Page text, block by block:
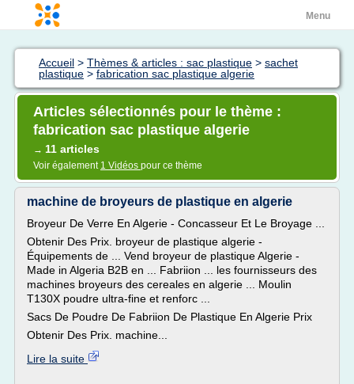
Menu
Accueil > Thèmes & articles : sac plastique > sachet
plastique > fabrication sac plastique algerie
Articles sélectionnés pour le thème :
fabrication sac plastique algerie
→ 11 articles
Voir également 1 Vidéos pour ce thème
machine de broyeurs de plastique en algerie
Broyeur De Verre En Algerie - Concasseur Et Le Broyage ...
Obtenir Des Prix. broyeur de plastique algerie -
Équipements de ... Vend broyeur de plastique Algerie -
Made in Algeria B2B en ... Fabriion ... les fournisseurs des
machines broyeurs des cereales en algerie ... Moulin
T130X poudre ultra-fine et renforc ...
Sacs De Poudre De Fabriion De Plastique En Algerie Prix
Obtenir Des Prix. machine...
Lire la suite